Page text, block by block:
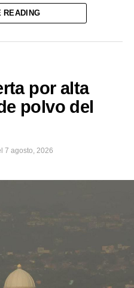
Vicemandatario
Abelardo de la
saludo de parte del
mejores deseos al
al frente de la nación
READING
por alta
polvo del
7 agosto, 2026